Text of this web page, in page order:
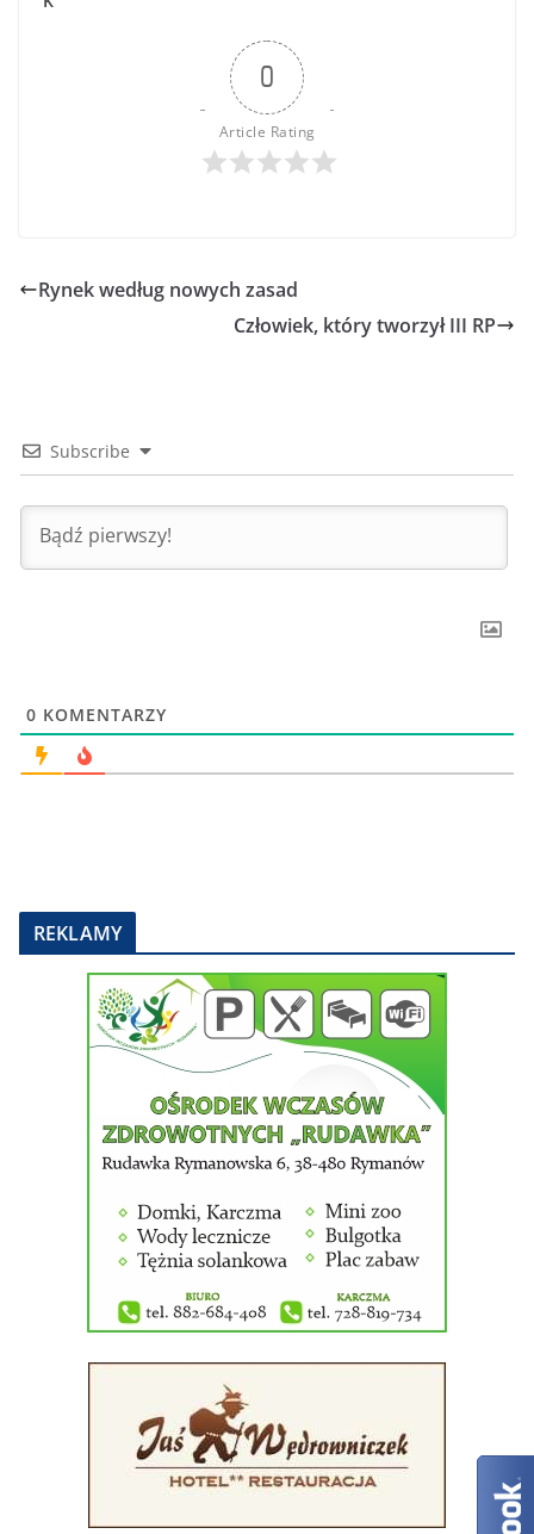
0
Article Rating
Rynek według nowych zasad
Człowiek, który tworzył III RP
Subscribe
0 KOMENTARZY
REKLAMY